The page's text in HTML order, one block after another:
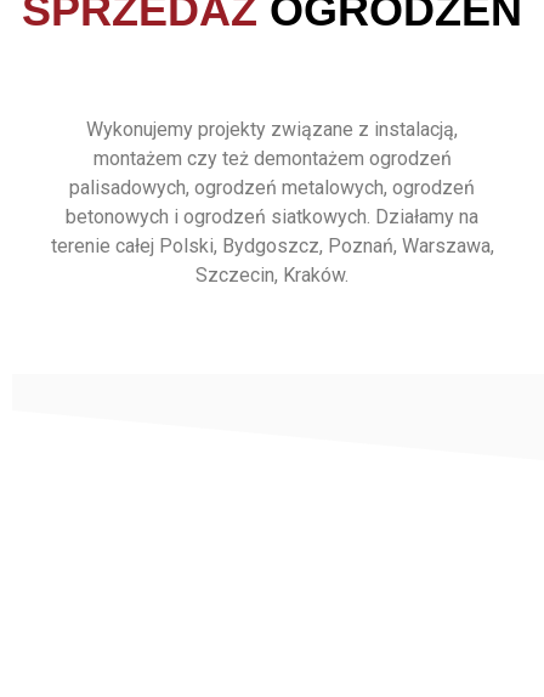
SPRZEDAŻ OGRODZEŃ
Wykonujemy projekty związane z instalacją,
montażem czy też demontażem ogrodzeń
palisadowych, ogrodzeń metalowych, ogrodzeń
betonowych i ogrodzeń siatkowych. Działamy na
terenie całej Polski, Bydgoszcz, Poznań, Warszawa,
Szczecin, Kraków.